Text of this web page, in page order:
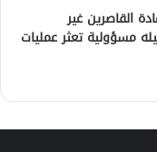
القاصرين غير
مسؤولية تعثر عمليات